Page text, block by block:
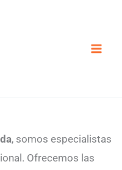
, somos especialistas
Ofrecemos las